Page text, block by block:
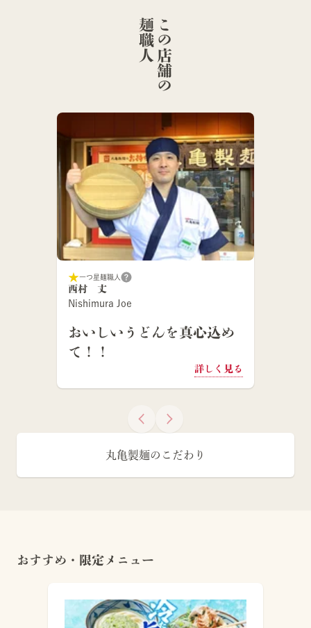
こ
の
店
舗
の
麺
職
人
一つ星麺職人
西村 丈
Nishimura Joe
おいしいうどんを真心込め
て！！
詳しく見る
丸亀製麺のこだわり
おすすめ・限定メニュー